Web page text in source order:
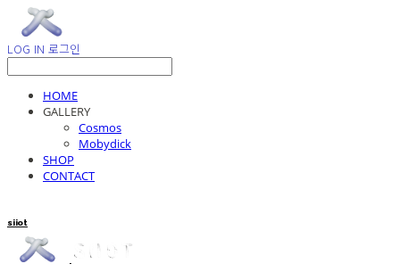
LOG IN 로그인
HOME
GALLERY
Cosmos
Mobydick
SHOP
CONTACT
siiot